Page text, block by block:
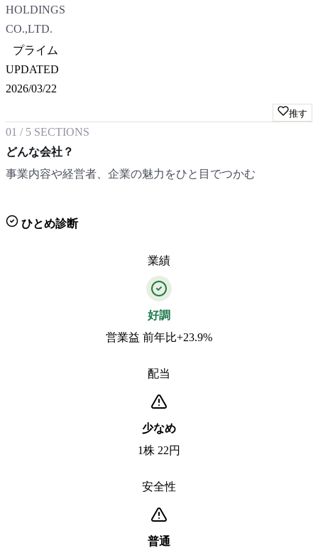
HOLDINGS
CO.,LTD.
プライム
UPDATED
2026/03/22
推す
01 / 5 SECTIONS
どんな会社？
事業内容や経営者、企業の魅力をひと目でつかむ
ひとめ診断
業績
好調
営業益 前年比+23.9%
配当
少なめ
1株 22円
安全性
普通